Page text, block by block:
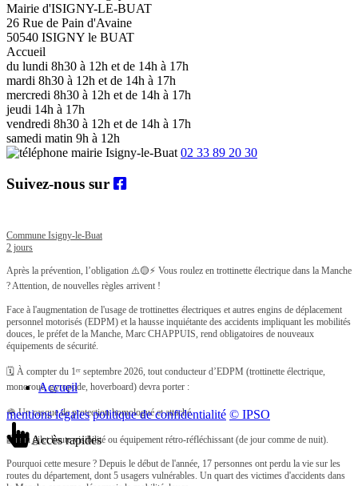
Mairie d'ISIGNY-LE-BUAT
26 Rue de Pain d'Avaine
50540 ISIGNY le BUAT
Accueil
du lundi 8h30 à 12h et de 14h à 17h
mardi 8h30 à 12h et de 14h à 17h
mercredi 8h30 à 12h et de 14h à 17h
jeudi 14h à 17h
vendredi 8h30 à 12h et de 14h à 17h
samedi matin 9h à 12h
02 33 89 20 30
Suivez-nous sur
Commune Isigny-le-Buat
2 jours
Après la prévention, l’obligation ⚠️🟡⚡ Vous roulez en trottinette électrique dans la Manche
? Attention, de nouvelles règles arrivent !
Face à l'augmentation de l'usage de trottinettes électriques et autres engins de déplacement
personnel motorisés (EDPM) et la hausse inquiétante des accidents impliquant les mobilités
douces, le préfet de la Manche, Marc CHAPPUIS, rend obligatoires de nouveaux
équipements de sécurité.
🗓️ À compter du 1ᵉʳ septembre 2026, tout conducteur d’EDPM (trottinette électrique,
monoroue, gyropode, hoverboard) devra porter :
🪖 Un casque de protection homologué et attaché.
🦺 Un gilet haute visibilité ou équipement rétro-réfléchissant (de jour comme de nuit).
Pourquoi cette mesure ? Depuis le début de l'année, 17 personnes ont perdu la vie sur les
routes du département, dont 5 usagers vulnérables. Un quart des victimes d'accidents dans
Accueil
mentions légales politique de confidentialité © IPSO
Accès rapides